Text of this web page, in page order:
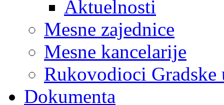
Aktuelnosti
Mesne zajednice
Mesne kancelarije
Rukovodioci Gradske
Dokumenta